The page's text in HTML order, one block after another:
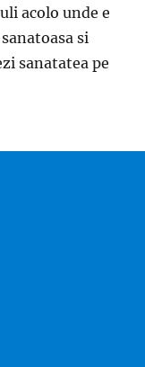
acolo unde e
si
sanatatea pe